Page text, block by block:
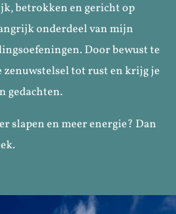
betrokken en gericht op
onderdeel van mijn
Door bewust te
zenuwstelsel tot rust en krijg je
gedachten.
slapen en meer energie? Dan